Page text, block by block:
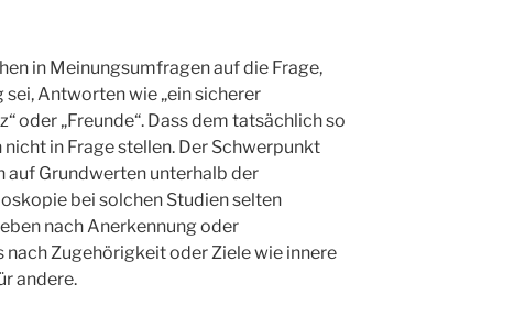
in Meinungsumfragen auf die Frage,
Antworten wie „ein sicherer
oder „Freunde“. Dass dem tatsächlich so
in Frage stellen. Der Schwerpunkt
Grundwerten unterhalb der
bei solchen Studien selten
nach Anerkennung oder
nach Zugehörigkeit oder Ziele wie innere
andere.